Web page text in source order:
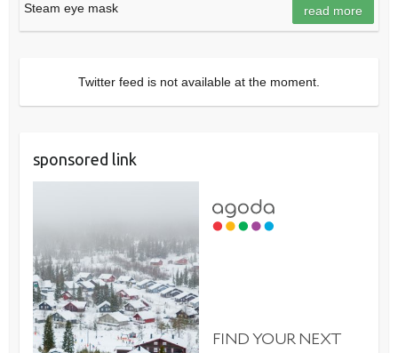
Steam eye mask
read more
Twitter feed is not available at the moment.
sponsored link